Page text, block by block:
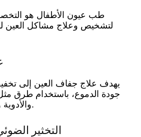
طب عيون الأطفال هو
لتشخيص وعلاج مشاكل العين
يهدف علاج جفاف العين إلى
جودة الدموع، باستخدام طرق
والأدوية وتغييرات نمط الحياة.
التخثير